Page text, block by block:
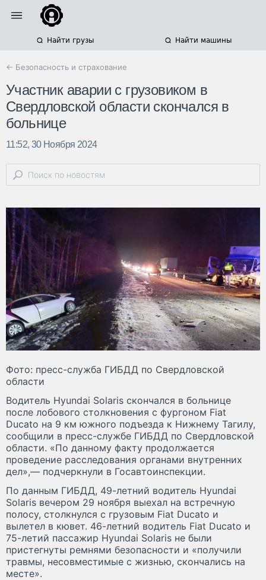
Найти грузы Найти машины
← Безопасность и страхование
Участник аварии с грузовиком в
Свердловской области скончался в
больнице
11:52, 30 Ноября 2024
Фото: пресс-служба ГИБДД по Свердловской
области
Водитель Hyundai Solaris скончался в больнице
после лобового столкновения с фургоном Fiat
Ducato на 9 км южного подъезда к Нижнему Тагилу,
сообщили в пресс-службе ГИБДД по Свердловской
области. «По данному факту продолжается
проведение расследования органами внутренних
дел»,— подчеркнули в Госавтоинспекции.
По данным ГИБДД, 49-летний водитель Hyundai
Solaris вечером 29 ноября выехал на встречную
полосу, столкнулся с грузовым Fiat Ducato и
вылетел в кювет. 46-летний водитель Fiat Ducato и
75-летий пассажир Hyundai Solaris не были
пристегнуты ремнями безопасности и «получили
травмы, несовместимые с жизнью, скончались на
месте».